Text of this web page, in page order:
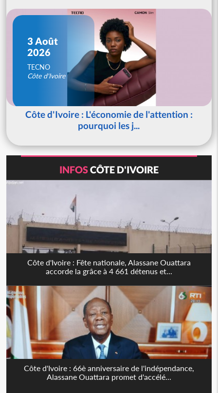
3 Août
2026
TECNO
Côte d'Ivoire
Côte d'Ivoire : L'économie de l'attention :
pourquoi les j...
INFOSCÔTE D'IVOIRE
Côte d'Ivoire : Fête nationale, Alassane Ouattara
accorde la grâce à 4 661 détenus et...
Côte d'Ivoire : 66è anniversaire de l'indépendance,
Alassane Ouattara promet d'accélé...